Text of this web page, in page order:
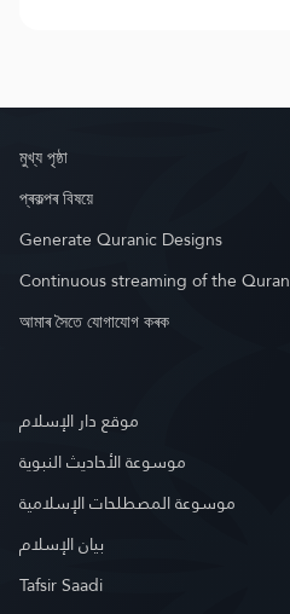
মুখ্য পৃষ্ঠা
প্ৰকল্পৰ বিষয়ে
Generate Quranic Designs
Continuous streaming of the Quran
আমাৰ সৈতে যোগাযোগ কৰক
موقع دار الإسلام
موسوعة الأحاديث النبوية
موسوعة المصطلحات الإسلامية
بيان الإسلام
Tafsir Saadi